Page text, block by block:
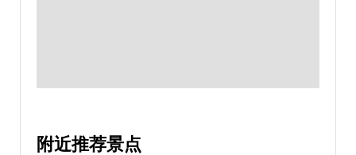
附近推荐景点